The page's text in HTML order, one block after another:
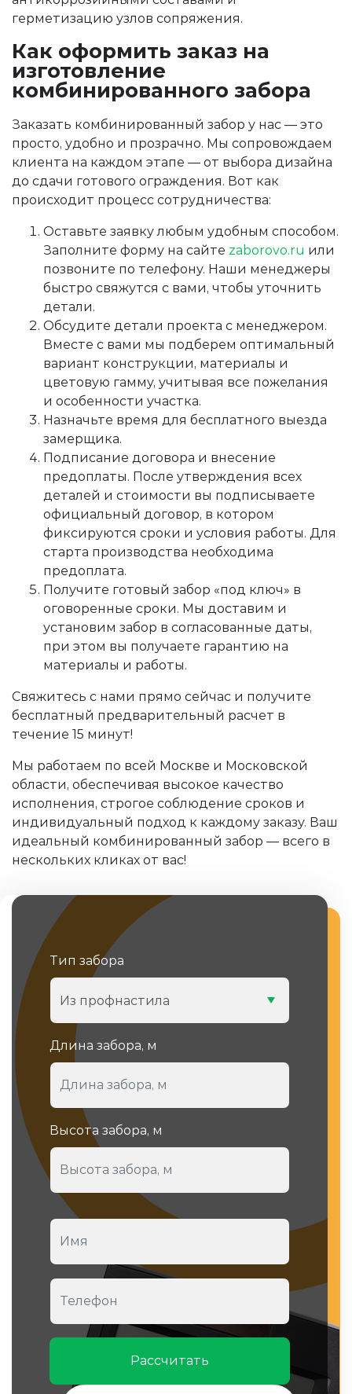
герметизацию узлов сопряжения.
Как оформить заказ на
изготовление
комбинированного забора
Заказать комбинированный забор у нас — это
просто, удобно и прозрачно. Мы сопровождаем
клиента на каждом этапе — от выбора дизайна
до сдачи готового ограждения. Вот как
происходит процесс сотрудничества:
Оставьте заявку любым удобным способом.
Заполните форму на сайте zaborovo.ru или
позвоните по телефону. Наши менеджеры
быстро свяжутся с вами, чтобы уточнить
детали.
Обсудите детали проекта с менеджером.
Вместе с вами мы подберем оптимальный
вариант конструкции, материалы и
цветовую гамму, учитывая все пожелания
и особенности участка.
Назначьте время для бесплатного выезда
замерщика.
Подписание договора и внесение
предоплаты. После утверждения всех
деталей и стоимости вы подписываете
официальный договор, в котором
фиксируются сроки и условия работы. Для
старта производства необходима
предоплата.
Получите готовый забор «под ключ» в
оговоренные сроки. Мы доставим и
установим забор в согласованные даты,
при этом вы получаете гарантию на
материалы и работы.
Свяжитесь с нами прямо сейчас и получите
бесплатный предварительный расчет в
течение 15 минут!
Мы работаем по всей Москве и Московской
области, обеспечивая высокое качество
исполнения, строгое соблюдение сроков и
индивидуальный подход к каждому заказу. Ваш
идеальный комбинированный забор — всего в
нескольких кликах от вас!
Тип забора
Из профнастила
Длина забора, м
Высота забора, м
Рассчитать